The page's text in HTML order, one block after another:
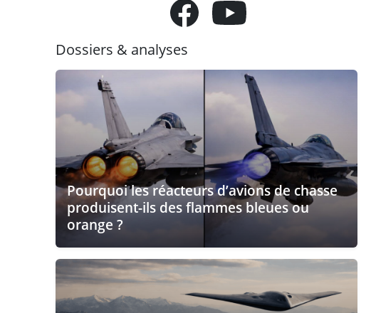
Dossiers & analyses
Pourquoi les réacteurs d’avions de chasse
produisent-ils des flammes bleues ou
orange ?